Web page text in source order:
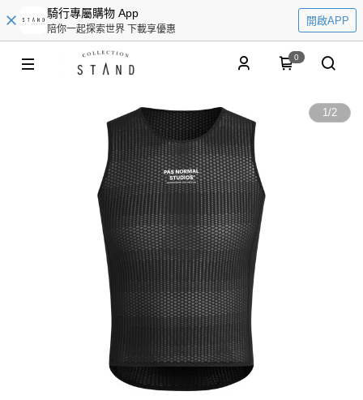
騎行專屬購物 App
陪你一起探索世界 下載享優惠
開啟APP
0
1/2